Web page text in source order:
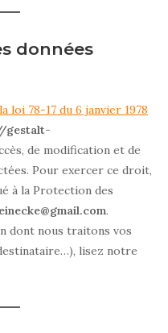
données
la loi 78-17 du 6 janvier 1978
gestalt-
de modification et de
Pour exercer ce droit,
à la Protection des
.
dont nous traitons vos
lisez notre